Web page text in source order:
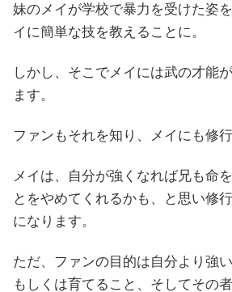
妹のメイが学校で暴力を受けた姿
イに簡単な技を教えることに。
しかし、そこでメイには武の才能
ます。
ファンもそれを知り、メイにも修
メイは、自分が強くなれば兄も命
とをやめてくれるかも、と思い修
になります。
ただ、ファンの目的は自分より強
もしくは育てること、そしてその